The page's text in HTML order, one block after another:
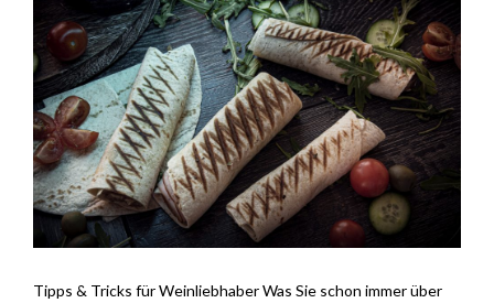
Tipps & Tricks für Weinliebhaber Was Sie schon immer über